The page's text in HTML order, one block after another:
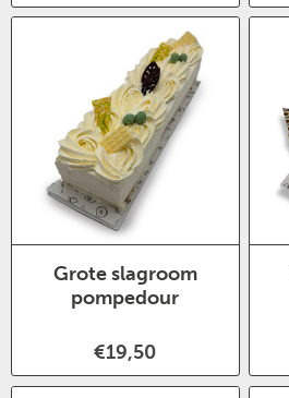
Grote slagroom
pompedour
€19,50